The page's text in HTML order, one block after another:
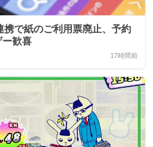
携で紙のご利用票廃止、予約
ー歓喜
17時間前